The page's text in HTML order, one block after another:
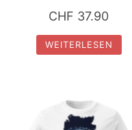
CHF 37.90
WEITERLESEN